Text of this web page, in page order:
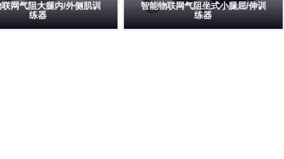
网气阻大腿内/外侧肌训
练器
智能物联网气阻坐式小腿屈/伸训
练器